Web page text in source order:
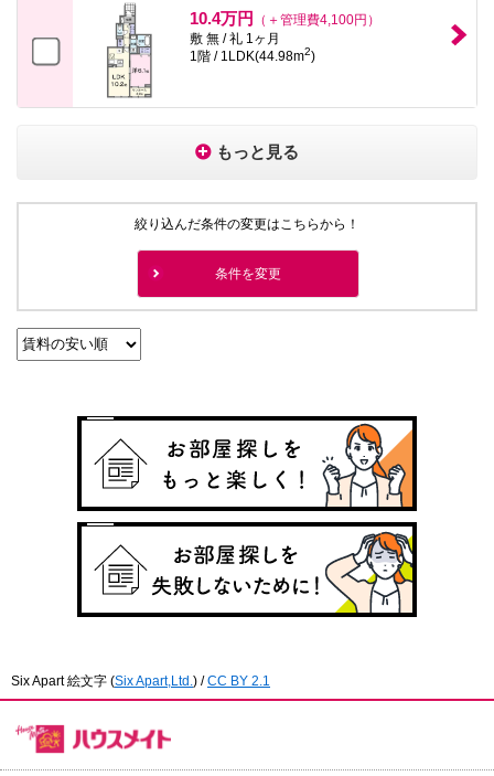
10.4万円
（＋管理費4,100円）
敷 無 / 礼 1ヶ月
1階 / 1LDK(44.98m2)
もっと見る
絞り込んだ条件の変更はこちらから！
条件を変更
Six Apart 絵文字 (Six Apart,Ltd. ) /CC BY 2.1